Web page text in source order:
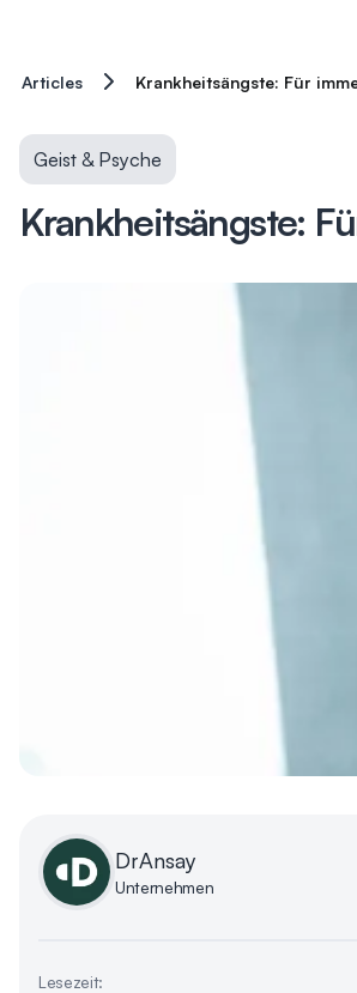
DrAnsay
Unternehmen
Lesezeit:
Articles Krankheitsängste: Für
Geist & Psyche
Krankheitsängste: